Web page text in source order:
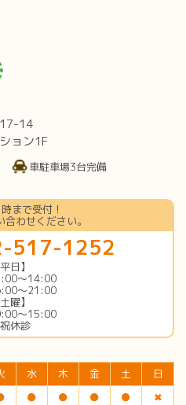
14
ョン1F
車駐車場3台完備
まで受付！
わせください。
517-1252
平日】
〜14:00
〜21:00
土曜】
〜15:00
休診
水 木 金 土
日
● ● ● ● ✖︎